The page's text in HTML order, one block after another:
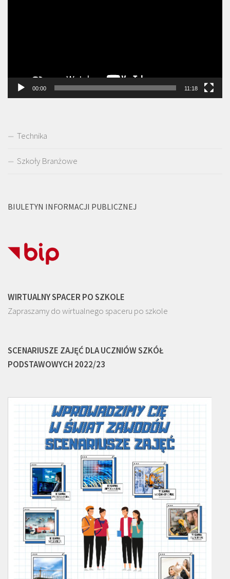
00:00 11:18
Technika
Szkoły Branżowe
BIULETYN INFORMACJI PUBLICZNEJ
WIRTUALNY SPACER PO SZKOLE
Zapraszamy do wirtualnego spaceru po szkole
SCENARIUSZE ZAJĘĆ DLA UCZNIÓW SZKÓŁ
PODSTAWOWYCH 2022/23